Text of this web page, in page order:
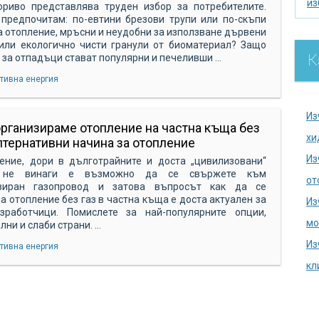
представлява труден избор за потребителите.
по-евтини брезови трупи или по-скъпи
отопление, мръсни и неудобни за използване дървени
екологично чисти гранули от биоматериал? Защо
отпадъци стават популярни и печеливши ...
енергия
отопление на частна къща без
начина за отопление
дори в дълготрайните и доста „цивилизовани“
не винаги е възможно да се свържете към
газопровод и затова въпросът как да се
отопление без газ в частна къща е доста актуален за
Помислете за най-популярните опции,
и слаби страни. ...
енергия